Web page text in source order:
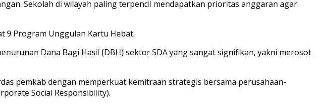
Sekolah di wilayah paling terpencil mendapatkan prioritas anggaran agar
9 Program Unggulan Kartu Hebat.
Dana Bagi Hasil (DBH) sektor SDA yang sangat signifikan, yakni merosot
pemkab dengan memperkuat kemitraan strategis bersama perusahaan-
Social Responsibility).